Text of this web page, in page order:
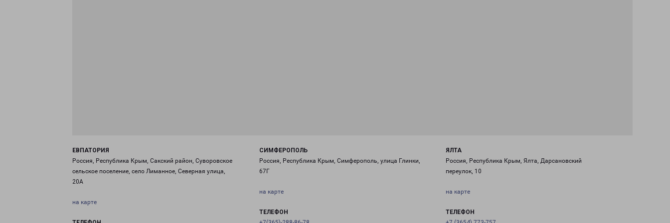
ЕВПАТОРИЯ
Россия, Республика Крым, Сакский район, Суворовское
сельское поселение, село Лиманное, Северная улица,
20А
на карте
СИМФЕРОПОЛЬ
Россия, Республика Крым, Симферополь, улица Глинки,
67Г
на карте
ТЕЛЕФОН
ЯЛТА
Россия, Республика Крым, Ялта, Дарсановский
переулок, 10
на карте
ТЕЛЕФОН